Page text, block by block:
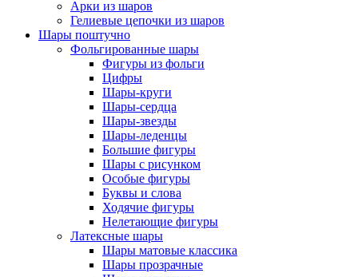
Арки из шаров
Гелиевые цепочки из шаров
Шары поштучно
Фольгированные шары
Фигуры из фольги
Цифры
Шары-круги
Шары-сердца
Шары-звезды
Шары-леденцы
Большие фигуры
Шары с рисунком
Особые фигуры
Буквы и слова
Ходячие фигуры
Нелетающие фигуры
Латексные шары
Шары матовые классика
Шары прозрачные